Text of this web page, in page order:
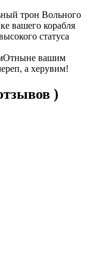
трон Вольного
вашего корабля
статуса
вашим
а херувим!
)